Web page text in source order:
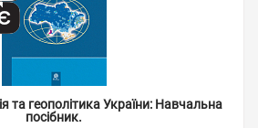
та геополітика України: Навчальна
посібник.